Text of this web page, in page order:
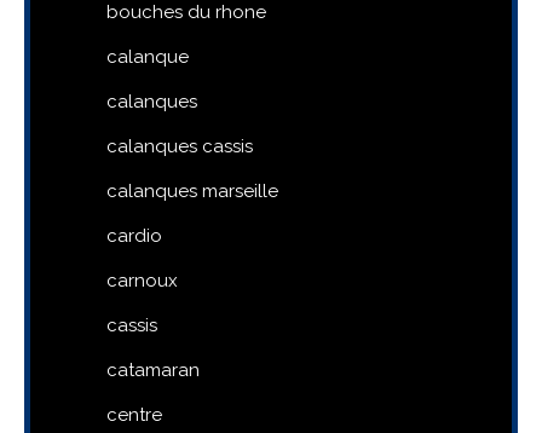
bouches du rhone
calanque
calanques
calanques cassis
calanques marseille
cardio
carnoux
cassis
catamaran
centre